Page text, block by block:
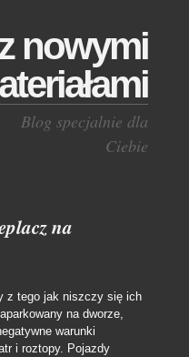
nowymi
Blog specjalnie dla
Ciebie
na
z tego jak niszczy się ich
na dworze,
warunki
i roztopy. Pojazdy